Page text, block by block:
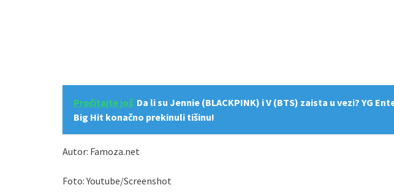
Pročitajte još Da li su Jennie (BLACKPINK) i V (BTS) zaista u vezi? YG
Big Hit konačno prekinuli tišinu!
Autor: Famoza.net
Foto: Youtube/Screenshot